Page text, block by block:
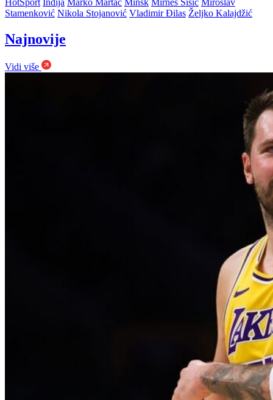
HotSport Indija Marko Martać Minsk Mirnes Šišić Miroslav
Stamenković Nikola Stojanović Vladimir Đilas Željko Kalajdžić
Najnovije
Vidi više